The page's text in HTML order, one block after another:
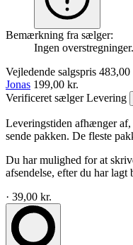
Bemærkning fra sælger:
Ingen overstregninger.
Vejledende salgspris 483,00
Jonas 199,00 kr.
Verificeret sælgerLevering
Leveringstiden afhænger
sende pakken. De fleste
Du har mulighed for at
afsendelse, efter du har lagt
· 39,00 kr.